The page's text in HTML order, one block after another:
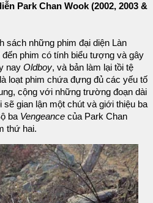
Park Chan Wook (2002, 2003 &
sách những phim đại diện Làn
phim có tính biểu tượng và gây
nay Oldboy, và bản làm lại tồi tệ
loạt phim chứa đựng đủ các yếu tố
cộng với những trường đoạn dài
gian lận một chút và giới thiệu ba
ba Vengeance của Park Chan
thứ hai.